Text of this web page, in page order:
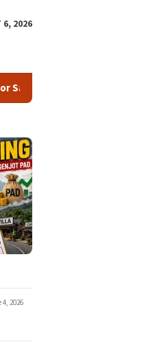
6, 2026
di Pusrehab Kemhan
4, 2026